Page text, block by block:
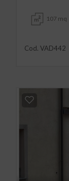
107 mq
Cod. VAD442